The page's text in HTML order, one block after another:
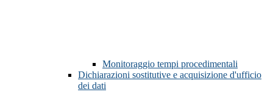
Monitoraggio tempi procedimentali
Dichiarazioni sostitutive e acquisizione d'ufficio
dei dati